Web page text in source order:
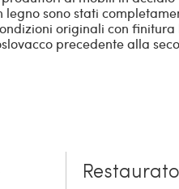
legno sono stati
originali con finitura
precedente alla
Restaurato